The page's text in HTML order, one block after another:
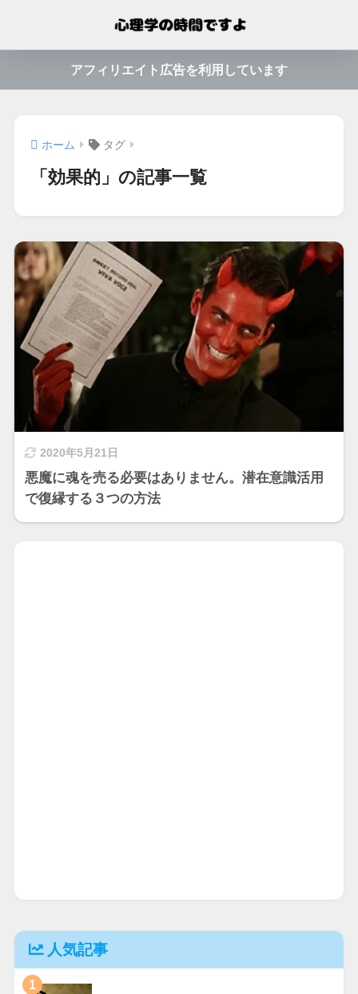
アフィリエイト広告を利用しています
ホーム タグ
「効果的」の記事一覧
2020年5月21日
悪魔に魂を売る必要はありません。潜在意識活用
で復縁する３つの方法
人気記事
1